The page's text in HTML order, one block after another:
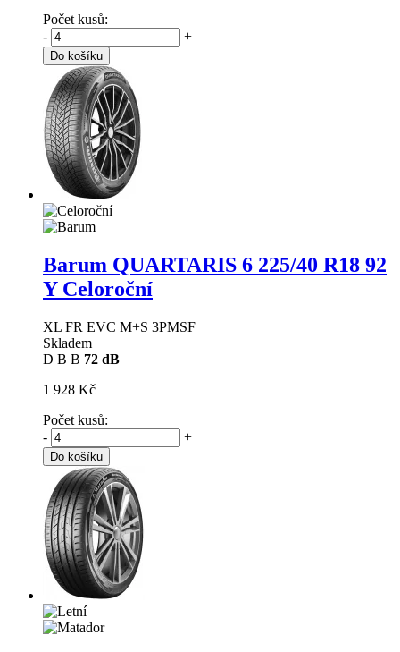
Počet kusů:
-
+
Do košíku
Barum QUARTARIS 6 225/40 R18 92
Y Celoroční
XL FR EVC M+S 3PMSF
Skladem
D B B 72 dB
1 928 Kč
Počet kusů:
-
+
Do košíku